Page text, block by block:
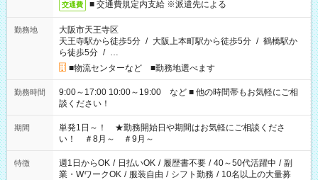
交通費 ■ 交通費規定内支給 ※派遣先による
勤務地
大阪市天王寺区
天王寺駅から徒歩5分 / 大阪上本町駅から徒歩5分 / 鶴橋駅か
ら徒歩5分 / …
■物流センターなど ■勤務地選べます
勤務時間
9:00～17:00 10:00～19:00 など ■ 他の時間帯もお気軽にご相
談ください！
期間
単発1日～！ ★勤務開始日や期間はお気軽にご相談くださ
い！ ＃8月～ ＃9月～
特徴 週1日からOK / 日払いOK / 履歴書不要 / 40～50代活躍中 / 副
業・WワークOK / 服装自由 / シフト勤務 / 10名以上の大量募